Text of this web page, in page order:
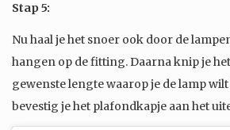
Stap 5:
Nu haal je het snoer ook door de
hangen op de fitting. Daarna knip je
gewenste lengte waarop je de lamp
bevestig je het plafondkapje aan het